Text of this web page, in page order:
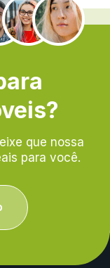
que nossa
para você.